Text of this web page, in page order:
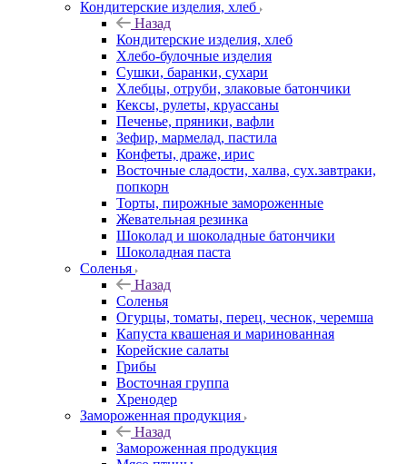
Кондитерские изделия, хлеб
Назад
Кондитерские изделия, хлеб
Хлебо-булочные изделия
Сушки, баранки, сухари
Хлебцы, отруби, злаковые батончики
Кексы, рулеты, круассаны
Печенье, пряники, вафли
Зефир, мармелад, пастила
Конфеты, драже, ирис
Восточные сладости, халва, сух.завтраки,
попкорн
Торты, пирожные замороженные
Жевательная резинка
Шоколад и шоколадные батончики
Шоколадная паста
Соленья
Назад
Соленья
Огурцы, томаты, перец, чеснок, черемша
Капуста квашеная и маринованная
Корейские салаты
Грибы
Восточная группа
Хренодер
Замороженная продукция
Назад
Замороженная продукция